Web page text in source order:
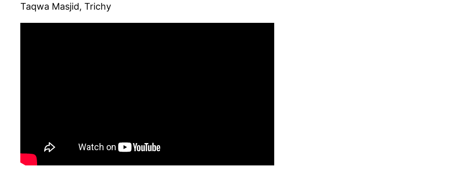
Taqwa Masjid, Trichy